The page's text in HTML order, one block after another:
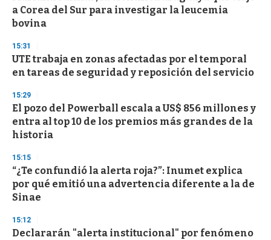
o
f
3
s
e
c
o
d
s
a Corea del Sur para investigar la leucemia
bovina
15:31
UTE trabaja en zonas afectadas por el temporal
en tareas de seguridad y reposición del servicio
15:29
El pozo del Powerball escala a US$ 856 millones y
entra al top 10 de los premios más grandes de la
historia
15:15
“¿Te confundió la alerta roja?”: Inumet explica
por qué emitió una advertencia diferente a la de
Sinae
15:12
Declararán "alerta institucional" por fenómeno